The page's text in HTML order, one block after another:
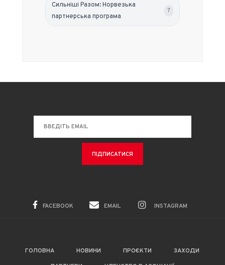
Сильніші Разом: Норвезька
партнерська програма
7
FACEBOOK EMAIL INSTAGRAM
ГОЛОВНА НОВИНИ ПРОЄКТИ
ЗАХОДИ